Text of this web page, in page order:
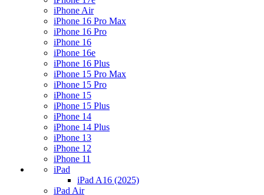
iPhone Air
iPhone 16 Pro Max
iPhone 16 Pro
iPhone 16
iPhone 16e
iPhone 16 Plus
iPhone 15 Pro Max
iPhone 15 Pro
iPhone 15
iPhone 15 Plus
iPhone 14
iPhone 14 Plus
iPhone 13
iPhone 12
iPhone 11
iPad
iPad A16 (2025)
iPad Air